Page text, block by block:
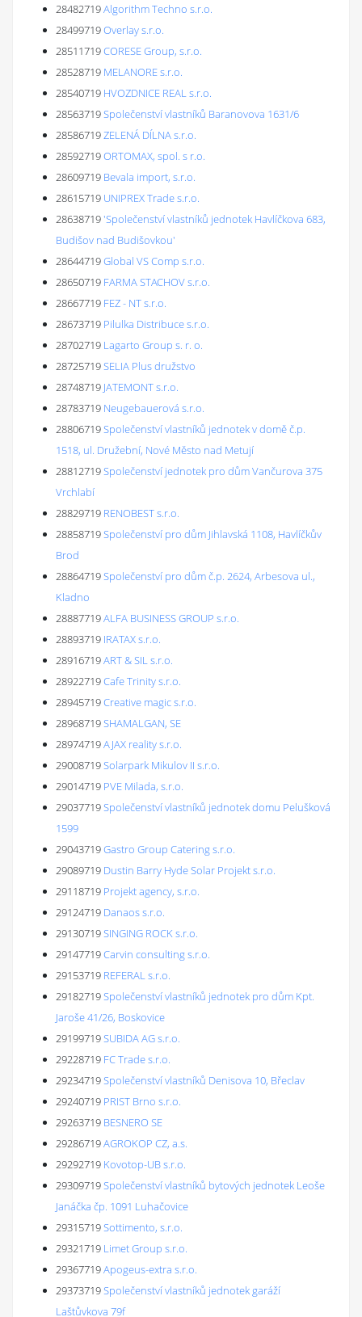
28482719Algorithm Techno s.r.o.
28499719Overlay s.r.o.
28511719CORESE Group, s.r.o.
28528719 MELANORE s.r.o.
28540719 HVOZDNICE REAL s.r.o.
28563719Společenství vlastníků Baranovova 1631/6
28586719ZELENÁ DÍLNA s.r.o.
28592719ORTOMAX, spol. s r.o.
28609719 Bevala import, s.r.o.
28615719 UNIPREX Trade s.r.o.
28638719'Společenství vlastníků jednotek Havlíčkova 683,
Budišov nad Budišovkou'
28644719Global VS Comp s.r.o.
28650719 FARMA STACHOV s.r.o.
28667719 FEZ - NT s.r.o.
28673719 Pilulka Distribuce s.r.o.
28702719 Lagarto Group s. r. o.
28725719SELIA Plus družstvo
28748719 JATEMONT s.r.o.
28783719 Neugebauerová s.r.o.
28806719Společenství vlastníků jednotek v domě č.p.
1518, ul. Družební, Nové Město nad Metují
28812719Společenství jednotek pro dům Vančurova 375
Vrchlabí
28829719 RENOBEST s.r.o.
28858719Společenství pro dům Jihlavská 1108, Havlíčkův
Brod
28864719Společenství pro dům č.p. 2624, Arbesova ul.,
Kladno
28887719ALFA BUSINESS GROUP s.r.o.
28893719 IRATAX s.r.o.
28916719ART & SIL s.r.o.
28922719Cafe Trinity s.r.o.
28945719Creative magic s.r.o.
28968719SHAMALGAN, SE
28974719AJAX reality s.r.o.
29008719Solarpark Mikulov II s.r.o.
29014719 PVE Milada, s.r.o.
29037719Společenství vlastníků jednotek domu Pelušková
1599
29043719Gastro Group Catering s.r.o.
29089719 Dustin Barry Hyde Solar Projekt s.r.o.
29118719 Projekt agency, s.r.o.
29124719 Danaos s.r.o.
29130719SINGING ROCK s.r.o.
29147719Carvin consulting s.r.o.
29153719 REFERAL s.r.o.
29182719Společenství vlastníků jednotek pro dům Kpt.
Jaroše 41/26, Boskovice
29199719SUBIDA AG s.r.o.
29228719 FC Trade s.r.o.
29234719Společenství vlastníků Denisova 10, Břeclav
29240719 PRIST Brno s.r.o.
29263719 BESNERO SE
29286719AGROKOP CZ, a.s.
29292719 Kovotop-UB s.r.o.
29309719Společenství vlastníků bytových jednotek Leoše
Janáčka čp. 1091 Luhačovice
29315719Sottimento, s.r.o.
29321719 Limet Group s.r.o.
29367719Apogeus-extra s.r.o.
29373719Společenství vlastníků jednotek garáží
Laštůvkova 79f